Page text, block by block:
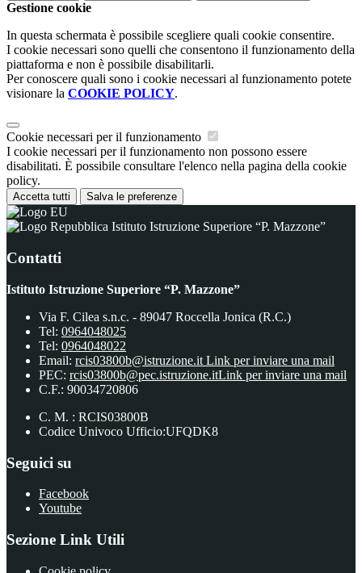
Gestione cookie
In questa schermata è possibile scegliere quali cookie consentire.
I cookie necessari sono quelli che consentono il funzionamento della
piattaforma e non è possibile disabilitarli.
Per conoscere quali sono i cookie necessari al funzionamento potete
visionare la COOKIE POLICY.
Cookie necessari per il funzionamento
I cookie necessari per il funzionamento non possono essere
disabilitati. È possibile consultare l'elenco nella pagina della cookie
policy.
Accetta tutti Salva le preferenze
Istituto Istruzione Superiore “P. Mazzone”
Contatti
Istituto Istruzione Superiore “P. Mazzone”
Via F. Cilea s.n.c. - 89047 Roccella Jonica (R.C.)
Tel: 0964048025
Tel: 0964048022
Email: rcis03800b@istruzione.it Link per inviare una mail
PEC: rcis03800b@pec.istruzione.itLink per inviare una mail
C.F.: 90034720806
C. M. : RCIS03800B
Codice Univoco Ufficio:UFQDK8
Seguici su
Facebook
Youtube
Sezione Link Utili